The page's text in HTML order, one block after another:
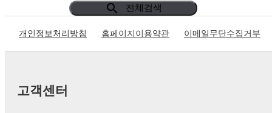
search 전체검색
개인정보처리방침 홈페이지이용약관 이메일무단수집거부
고객센터